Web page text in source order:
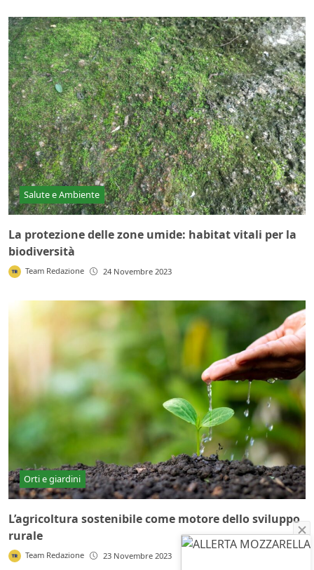
Salute e Ambiente
La protezione delle zone umide: habitat vitali per la
biodiversità
Team Redazione 24 Novembre 2023
Orti e giardini
L’agricoltura sostenibile come motore dello sviluppo
rurale
Team Redazione 23 Novembre 2023